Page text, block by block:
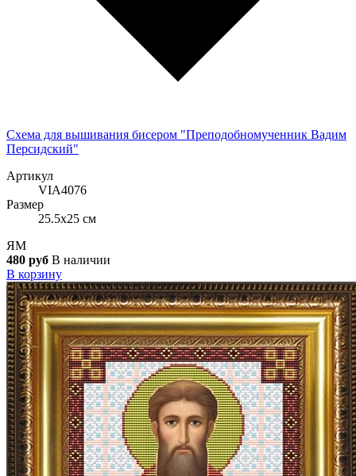
Схема для вышивания бисером "Преподобномученник Вадим
Персидский"
Артикул
VIA4076
Размер
25.5x25 см
ЯМ
480 руб В наличии
В корзину